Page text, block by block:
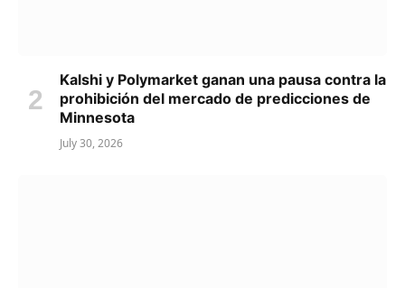
Kalshi y Polymarket ganan una pausa contra la
prohibición del mercado de predicciones de
Minnesota
July 30, 2026